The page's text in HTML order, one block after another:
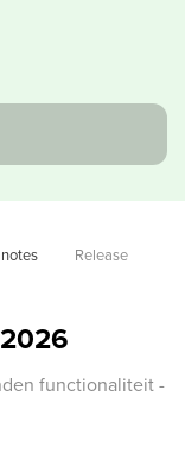
Release
functionaliteit -